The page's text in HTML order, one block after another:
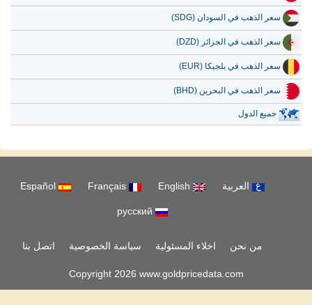
سعر الذهب في السودان (SDG)
سعر الذهب في الجزائر (DZD)
سعر الذهب في بلجيكا (EUR)
سعر الذهب في البحرين (BHD)
جميع الدول
العربية Français
Español
من نحن اخلاء المسئولية سياسة الخصوصية اتصل بنا
Copyright 2026 www.goldpricedata.com